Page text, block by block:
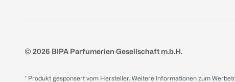
© 2026 BIPA Parfumerien Gesellschaft m.b.H.
* Produkt gesponsert vom Hersteller. Weitere Informationen zum